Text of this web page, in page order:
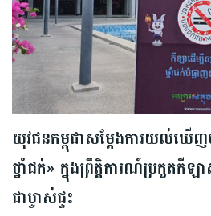
យុវជនកម្ពុជាសម្ដែងការយល់ឃើ
ថ្នាំជក់» ក្នុងព្រឹត្តិការណ៍ប្រកួតកីឡ
ជាម្ចាស់ផ្ទះ